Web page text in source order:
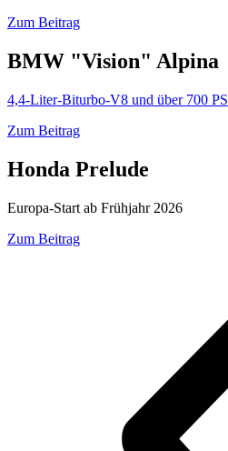
Zum Beitrag
BMW "Vision" Alpina
4,4-Liter-Biturbo-V8 und über 700 PS
Zum Beitrag
Honda Prelude
Europa-Start ab Frühjahr 2026
Zum Beitrag